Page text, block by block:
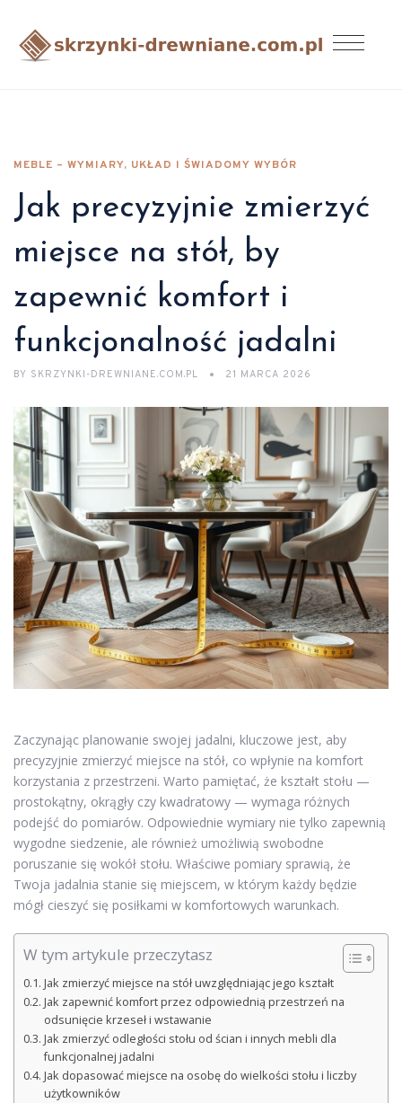
MEBLE – WYMIARY, UKŁAD I ŚWIADOMY WYBÓR
Jak precyzyjnie zmierzyć
miejsce na stół, by
zapewnić komfort i
funkcjonalność jadalni
BY SKRZYNKI-DREWNIANE.COM.PL 21 MARCA 2026
Zaczynając planowanie swojej jadalni, kluczowe jest, aby
precyzyjnie zmierzyć miejsce na stół, co wpłynie na komfort
korzystania z przestrzeni. Warto pamiętać, że kształt stołu —
prostokątny, okrągły czy kwadratowy — wymaga różnych
podejść do pomiarów. Odpowiednie wymiary nie tylko zapewnią
wygodne siedzenie, ale również umożliwią swobodne
poruszanie się wokół stołu. Właściwe pomiary sprawią, że
Twoja jadalnia stanie się miejscem, w którym każdy będzie
mógł cieszyć się posiłkami w komfortowych warunkach.
W tym artykule przeczytasz
Jak zmierzyć miejsce na stół uwzględniając jego kształt
Jak zapewnić komfort przez odpowiednią przestrzeń na
odsunięcie krzeseł i wstawanie
Jak zmierzyć odległości stołu od ścian i innych mebli dla
funkcjonalnej jadalni
Jak dopasować miejsce na osobę do wielkości stołu i liczby
użytkowników